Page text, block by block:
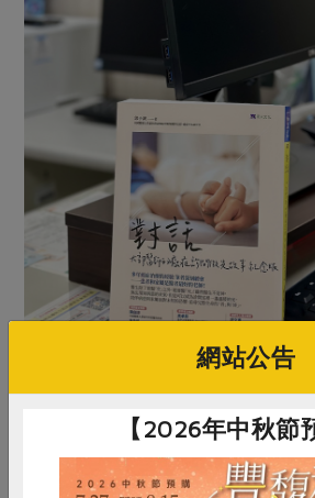
醫生問診時，常以著作《對話─大郭醫
網站公告
【2026年中秋節